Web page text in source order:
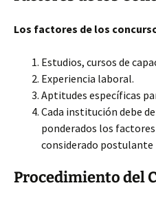
Los factores de los
Estudios, cursos de
Experiencia laboral.
Aptitudes específicas
Cada institución debe
ponderados los
considerado postulante
Procedimiento del